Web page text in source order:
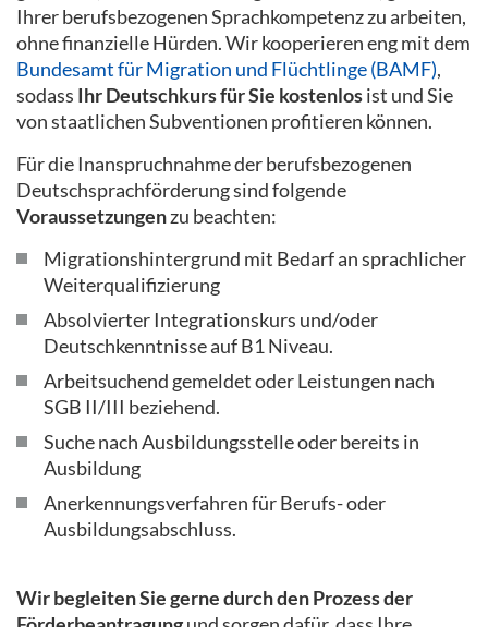
Ihrer berufsbezogenen Sprachkompetenz zu arbeiten,
ohne finanzielle Hürden. Wir kooperieren eng mit dem
Bundesamt für Migration und Flüchtlinge (BAMF),
sodass Ihr Deutschkurs für Sie kostenlosist und Sie
von staatlichen Subventionen profitieren können.
Für die Inanspruchnahme der berufsbezogenen
Deutschsprachförderung sind folgende
Voraussetzungenzu beachten:
Migrationshintergrund mit Bedarf an sprachlicher
Weiterqualifizierung
Absolvierter Integrationskurs und/oder
Deutschkenntnisse auf B1 Niveau.
Arbeitsuchend gemeldet oder Leistungen nach
SGB II/III beziehend.
Suche nach Ausbildungsstelle oder bereits in
Ausbildung
Anerkennungsverfahren für Berufs- oder
Ausbildungsabschluss.
Wir begleiten Sie gerne durch den Prozess der